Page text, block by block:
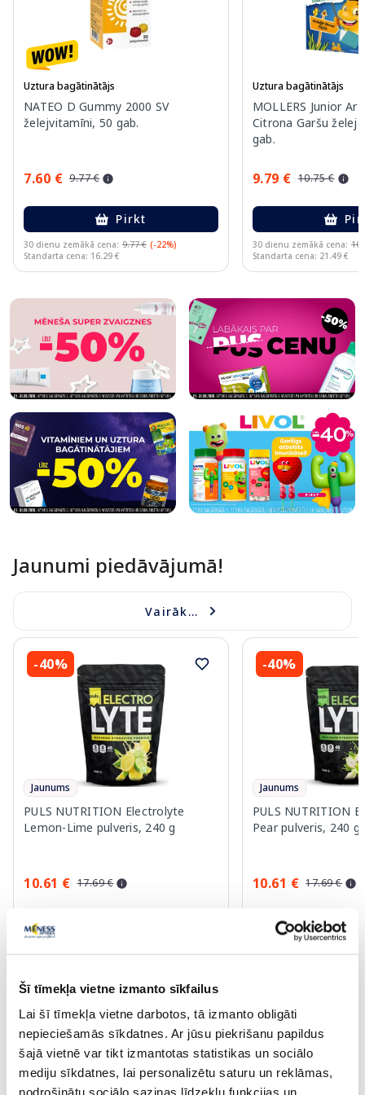
Šī tīmekļa vietne izmanto sīkfailus
Lai šī tīmekļa vietne darbotos, tā izmanto obligāti
nepieciešamās sīkdatnes. Ar jūsu piekrišanu papildus
šajā vietnē var tikt izmantotas statistikas un sociālo
mediju sīkdatnes, lai personalizētu saturu un reklāmas,
nodrošinātu sociālo saziņas līdzekļu funkcijas un
Uztura bagātinātājs
NATEO D Gummy 2000 SV
želejvitamīni, 50 gab.
7.60 € 9.77 €
Pirkt
30 dienu zemākā cena: 9.77 € (-22%)
Standarta cena: 16.29 €
Uztura bagātinātājs
MOLLERS Junior Ar
Citrona Garšu
gab.
9.79 € 10.75 €
30 dienu zemākā cena:
Standarta cena: 21.49 €
Jaunumi piedāvājumā!
Vairāk...
-40%
Jaunums
PULS NUTRITION Electrolyte
Lemon-Lime pulveris, 240 g
10.61 € 17.69 €
-40%
Jaunums
PULS NUTRITION
Pear pulveris, 240 g
10.61 € 17.69 €
Page 1 of 10
Saules aizsardzībai vasarā ☀️
Vairāk...